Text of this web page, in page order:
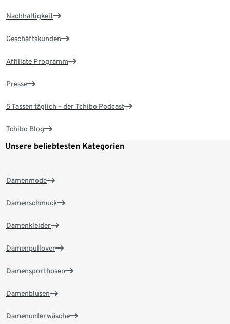
Nachhaltigkeit
Geschäftskunden
Affiliate Programm
Presse
5 Tassen täglich – der Tchibo Podcast
Tchibo Blog
Unsere beliebtesten Kategorien
Damenmode
Damenschmuck
Damenkleider
Damenpullover
Damensporthosen
Damenblusen
Damenunterwäsche